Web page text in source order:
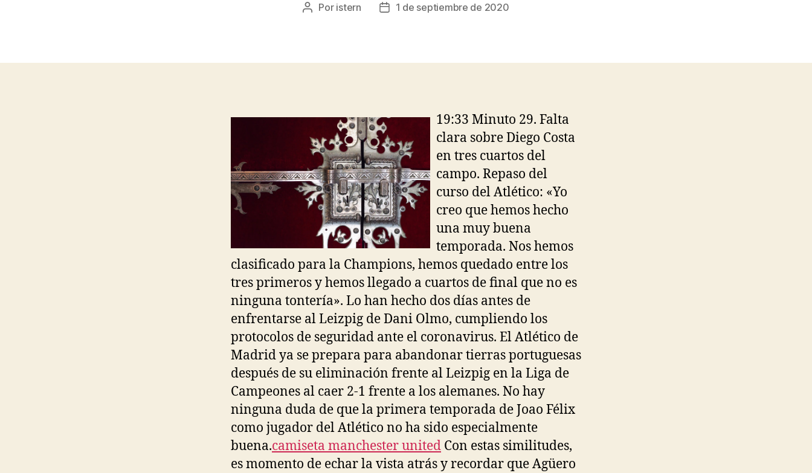
Autor
Por istern
Fecha1 de septiembre de 2020
19:33 Minuto 29. Falta
clara sobre Diego Costa
en tres cuartos del
campo. Repaso del
curso del Atlético: «Yo
creo que hemos hecho
una muy buena
temporada. Nos hemos
clasificado para la Champions, hemos quedado entre los
tres primeros y hemos llegado a cuartos de final que no es
ninguna tontería». Lo han hecho dos días antes de
enfrentarse al Leizpig de Dani Olmo, cumpliendo los
protocolos de seguridad ante el coronavirus. El Atlético de
Madrid ya se prepara para abandonar tierras portuguesas
después de su eliminación frente al Leizpig en la Liga de
Campeones al caer 2-1 frente a los alemanes. No hay
ninguna duda de que la primera temporada de Joao Félix
como jugador del Atlético no ha sido especialmente
buena.camiseta manchester united Con estas similitudes,
es momento de echar la vista atrás y recordar que Agüero